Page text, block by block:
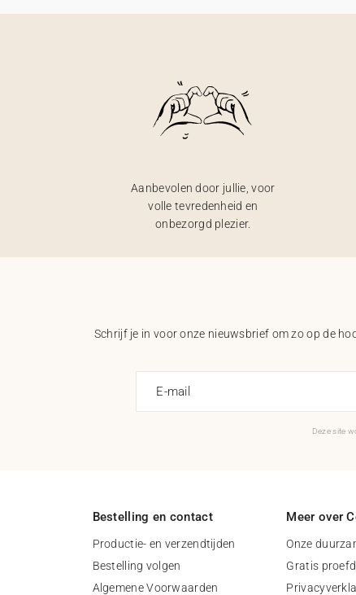
Aanbevolen door jullie, voor
volle tevredenheid en
onbezorgd plezier.
Schrijf je in voor onze nieuwsbrief om zo op de
E-mail
Deze site
Bestelling en contact
Productie- en verzendtijden
Bestelling volgen
Algemene Voorwaarden
Meer over
Onze
Gratis